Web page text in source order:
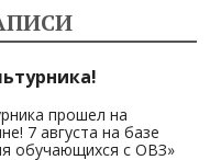
прошел на
7 августа на базе
обучающихся с ОВЗ»